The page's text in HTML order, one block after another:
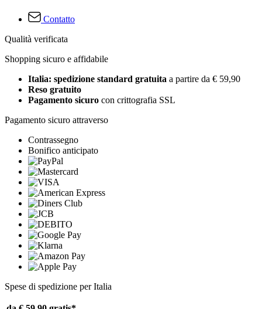
Contatto
Qualità verificata
Shopping sicuro e affidabile
Italia: spedizione standard gratuita a partire da € 59,90
Reso gratuito
Pagamento sicuro con crittografia SSL
Pagamento sicuro attraverso
Contrassegno
Bonifico anticipato
Spese di spedizione per Italia